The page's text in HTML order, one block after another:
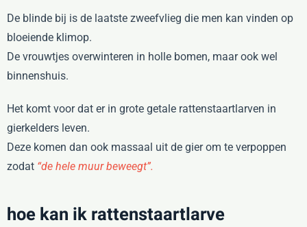
De blinde bij is de laatste zweefvlieg die men kan vinden op
bloeiende klimop.
De vrouwtjes overwinteren in holle bomen, maar ook wel
binnenshuis.
Het komt voor dat er in grote getale rattenstaartlarven in
gierkelders leven.
Deze komen dan ook massaal uit de gier om te verpoppen
zodat “de hele muur beweegt”.
hoe kan ik rattenstaartlarve